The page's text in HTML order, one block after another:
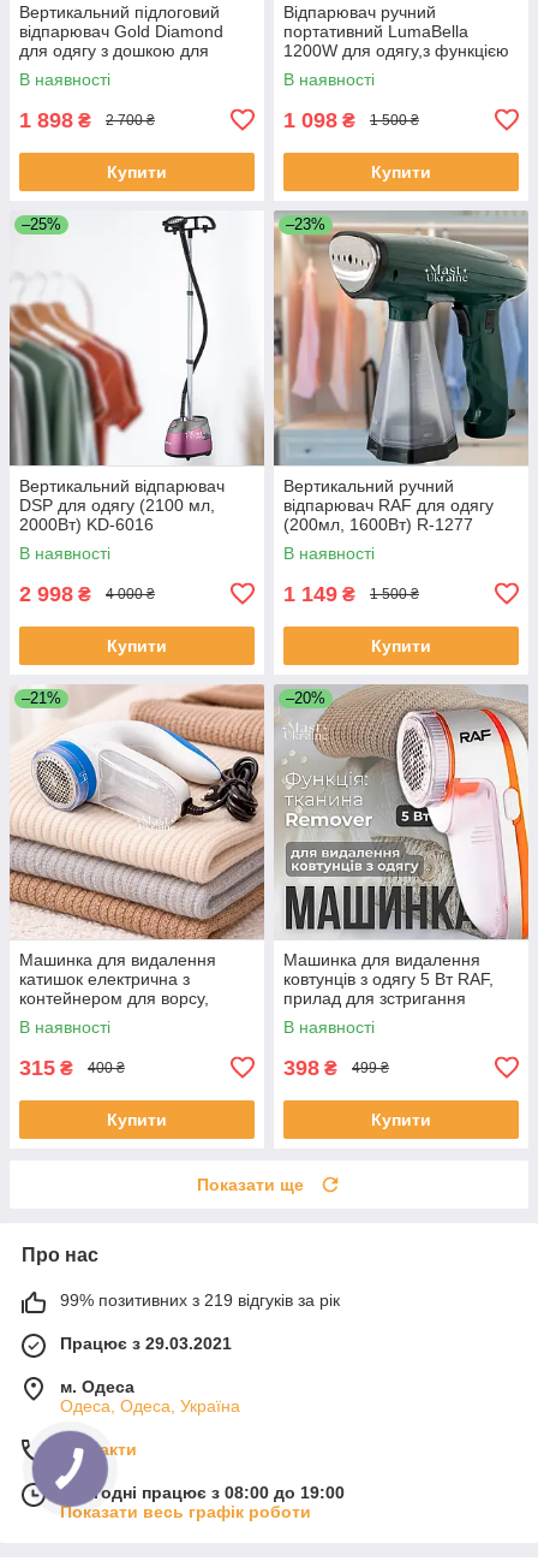
Вертикальний підлоговий
відпарювач Gold Diamond
для одягу з дошкою для
прасування TK-00089
В наявності
1 898 ₴ 2 700 ₴
Купити
Відпарювач ручний
портативний LumaBella
1200W для одягу,з функцією
очищення та 5 режимами
подачі пари Чорно-золотий,
В наявності
1 098 ₴ 1 500 ₴
Купити
–25%
Вертикальний відпарювач
DSP для одягу (2100 мл,
2000Вт) KD-6016
В наявності
2 998 ₴ 4 000 ₴
Купити
–23%
Вертикальний ручний
відпарювач RAF для одягу
(200мл, 1600Вт) R-1277
В наявності
1 149 ₴ 1 500 ₴
Купити
–21%
Машинка для видалення
катишок електрична з
контейнером для ворсу,
живлення від мережі Біла,
MK-5880
В наявності
315 ₴ 400 ₴
Купити
–20%
Машинка для видалення
ковтунців з одягу 5 Вт RAF,
прилад для зстригання
ковтунців R-450
В наявності
398 ₴ 499 ₴
Купити
Показати ще
Про нас
99% позитивних з 219 відгуків за рік
Працює з 29.03.2021
м. Одеса
Одеса, Одеса, Україна
Контакти
Сьогодні працює з 08:00 до 19:00
Показати весь графік роботи